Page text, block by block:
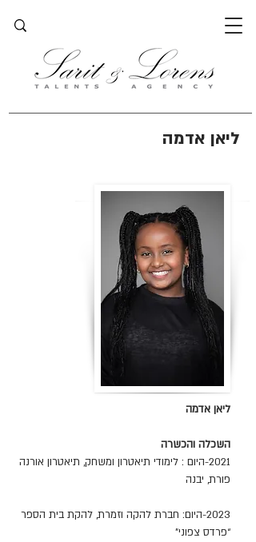
ליאן אדמה
ליאן אדמה
השכלה והכשרה
2021-היום : לימודי תיאטרון ומשחק, תיאטרון אורנה
פורת, יבנה
2023-היום: חברת להקה וזמרת, להקת בית הספר
“פרדס צפוני”